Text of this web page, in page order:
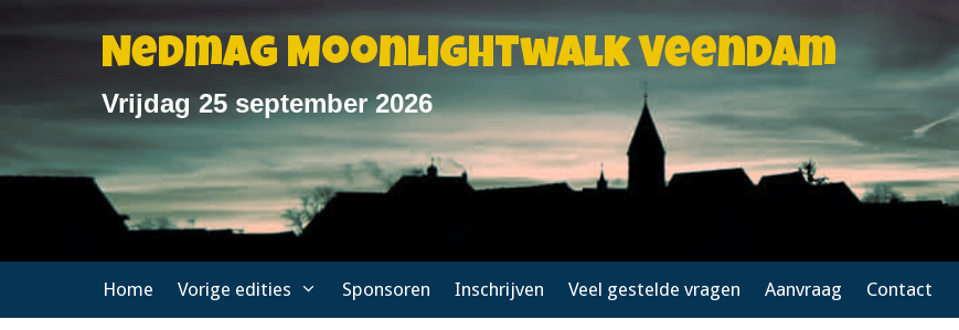
Nedmag Moonlightwalk Veendam
Vrijdag 25 september 2026
Home Vorige edities Sponsoren Inschrijven Veel gestelde vragen Aanvraag Contact